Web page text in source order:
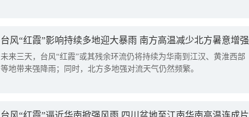
台风“红霞”影响持续多地迎大暴雨 南方高温减少北方暑意增强
未来三天，台风“红霞”或其残余环流仍将持续为华南到江汉、黄淮西部
等地带来强降雨；同时，北方多地强对流天气仍然频繁。